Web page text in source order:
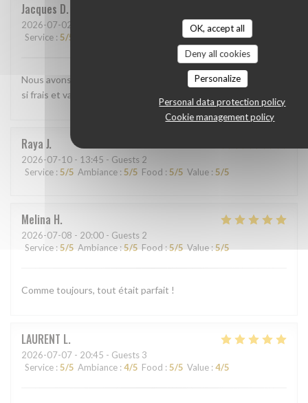
OK, accept all
Deny all cookies
Personalize
Personal data protection policy
Cookie management policy
Jacques D
2026-07-02
Service : 5/5 /5 Value:5/5
Nous avons beaucoup aimé le shashimi Akasaka. Les poissons
si frais et variés étaient absolument délicieux
Raya J
2026-07-10 - 13:45 - Guests 2
Service : 5/5 Ambiance : 5/5 Food : 5/5 Value : 5/5
Melina H
2026-07-08 - 20:00 - Guests 2
Service : 5/5 Ambiance: 5/5 Food: 5/5 Value: 5/5
Comme toujours, tout était parfait !
LAURENT L
2026-07-07 - 20:45 - Guests 3
Service : 5/5 Ambiance : 4/5 Food : 5/5 Value : 4/5